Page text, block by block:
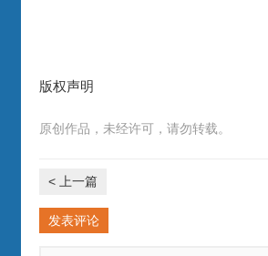
版权声明
原创作品，未经许可，请勿转载。
< 上一篇
发表评论